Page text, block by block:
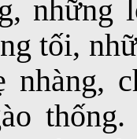
những
tối,
nhàng,